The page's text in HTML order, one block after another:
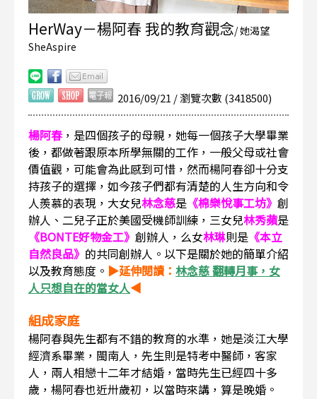
HerWay－楊阿春 我的教育觀念/ 她渴望
SheAspire
2016/09/21 / 瀏覽次數 (3418500)
楊阿春，是四個孩子的母親，她每一個孩子大學畢業
後，都做著跟原本所學無關的工作，一般父母或社會
價值觀，可能會為此感到可惜，然而楊阿春卻十分支
持孩子的選擇，如今孩子們都有清楚的人生方向和令
人羨慕的表現，大女兒林念慈是 《棉樂悅事工坊》 創
辦人、二兒子正於美國受機師訓練，三女兒林秀蘋是
《BONTE好物金工》 創辦人，么女林琳則是 《本立
自然良品》 的共同創辦人。以下是關於她的簡單介紹
以及教育態度。 ▶延伸閱讀： 林念慈 翻轉月事，女
人只想自在的當女人◀
組成家庭
楊阿春與先生都有不錯的教育的水準，她是淡江大學
經濟系畢業，閩南人，先生則是特考中醫師，客家
人，兩人相戀十二年才結婚，當時先生已經四十多
歲，楊阿春也近卅歲初，以當時來講，算是晚婚。